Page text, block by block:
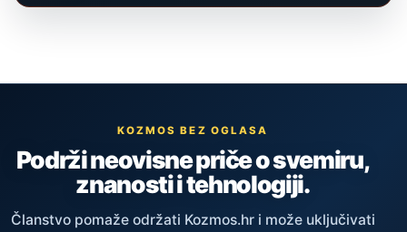
KOZMOS BEZ OGLASA
Podrži neovisne priče o svemiru,
znanosti i tehnologiji.
Članstvo pomaže održati Kozmos.hr i može uključivati